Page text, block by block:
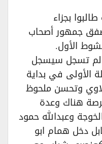
بجزاء
صفق جمهور أصحاب
الأول.
تسجل سيسجل
الأولى في بداية
وتحسن ملحوظ
هناك وعدة
وعبدالله حمود
دخل همام ابو